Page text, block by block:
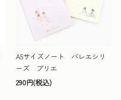
A5サイズノート バレエシリ
ーズ プリエ
290円(税込)